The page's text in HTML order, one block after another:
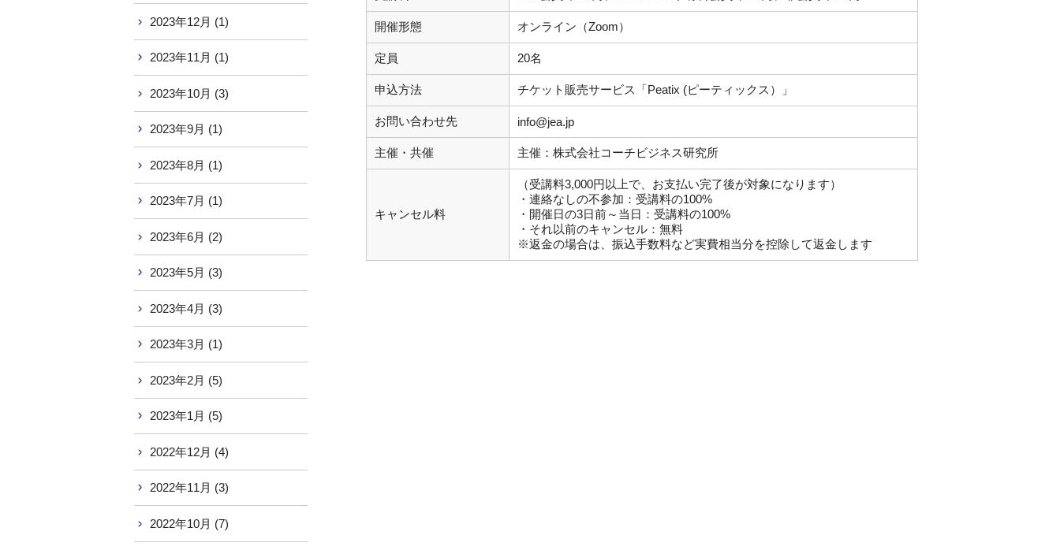
開催形態 オンライン（Zoom）
定員 20名
申込方法 チケット販売サービス「Peatix (ピーティックス）」
お問い合わせ先 info@jea.jp
主催・共催 主催：株式会社コーチビジネス研究所
キャンセル料
（受講料3,000円以上で、お支払い完了後が対象になります）
・連絡なしの不参加：受講料の100%
・開催日の3日前～当日：受講料の100%
・それ以前のキャンセル：無料
※返金の場合は、振込手数料など実費相当分を控除して返金します
2023年12月 (1)
2023年11月 (1)
2023年10月 (3)
2023年9月 (1)
2023年8月 (1)
2023年7月 (1)
2023年6月 (2)
2023年5月 (3)
2023年4月 (3)
2023年3月 (1)
2023年2月 (5)
2023年1月 (5)
2022年12月 (4)
2022年11月 (3)
2022年10月 (7)